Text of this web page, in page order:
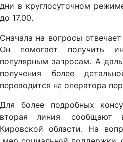
дни в круглосуточном
до 17.00.
Сначала на вопросы
Он помогает получить
популярным запросам. А
получения более
переводится на оператора
Для более подробных
вторая линия,
Кировской области. На